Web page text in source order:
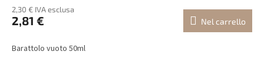
2,30 € IVA esclusa
2,81 € Nel carrello
Barattolo vuoto 50ml